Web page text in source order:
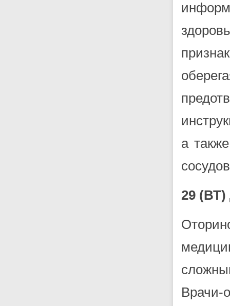
а
29
Врачи-